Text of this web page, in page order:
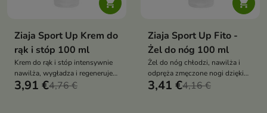

Ziaja Sport Up Krem do
rąk i stóp 100 ml
Krem do rąk i stóp intensywnie
nawilża, wygładza i regeneruje
skórę dzięki mocznikowi,
3,91 €4,76 €

Ziaja Sport Up Fito -
Żel do nóg 100 ml
Żel do nóg chłodzi, nawilża i
odpręża zmęczone nogi dzięki
ruszczykowi, kocance i
3,41 €4,16 €